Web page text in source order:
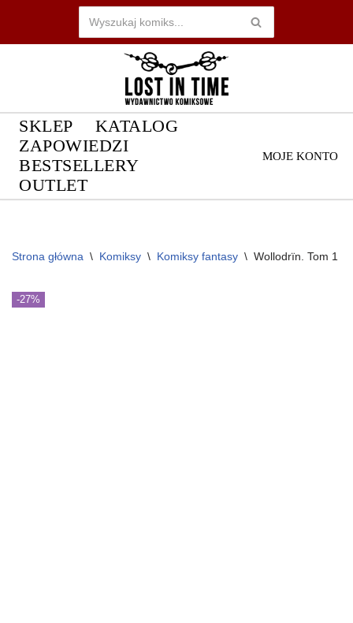
Przejdź
SKLEP
KATALOG
ZAPOWIEDZI
BESTSELLERY
OUTLET
MOJE KONTO
Strona główna \ Komiksy \ Komiksy fantasy \ Wollodrïn. Tom 1
-27%